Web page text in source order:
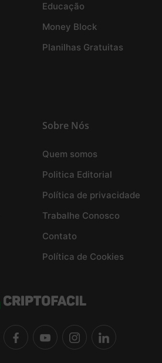
Educação
Money Block
Planilhas Gratuitas
Sobre Nós
Quem somos
Politica Editorial
Política de privacidade
Trabalhe Conosco
Contato
Política de Cookies